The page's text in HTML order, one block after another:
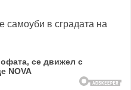
се движел с
NOVA